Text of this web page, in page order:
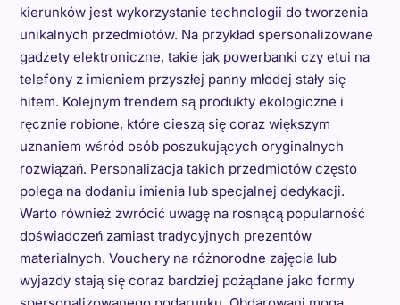
kierunków jest wykorzystanie technologii do tworzenia
unikalnych przedmiotów. Na przykład spersonalizowane
gadżety elektroniczne, takie jak powerbanki czy etui na
telefony z imieniem przyszłej panny młodej stały się
hitem. Kolejnym trendem są produkty ekologiczne i
ręcznie robione, które cieszą się coraz większym
uznaniem wśród osób poszukujących oryginalnych
rozwiązań. Personalizacja takich przedmiotów często
polega na dodaniu imienia lub specjalnej dedykacji.
Warto również zwrócić uwagę na rosnącą popularność
doświadczeń zamiast tradycyjnych prezentów
materialnych. Vouchery na różnorodne zajęcia lub
wyjazdy stają się coraz bardziej pożądane jako formy